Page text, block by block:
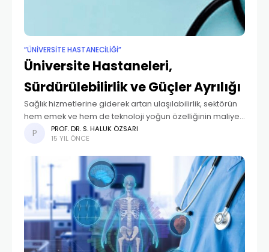
”ÜNIVERSITE HASTANECILIĞI”
Üniversite Hastaneleri,
Sürdürülebilirlik ve Güçler Ayrılığı
Sağlık hizmetlerine giderek artan ulaşılabilirlik, sektörün
hem emek ve hem de teknoloji yoğun özelliğinin maliyet
artışına etkisi, yaşlanan nüfus ile birlikte kronik ve
dejeneratif hastalıkların sağlık sistemi içindeki yükünün
artışı,
PROF. DR. S. HALUK ÖZSARI
15 YIL ÖNCE